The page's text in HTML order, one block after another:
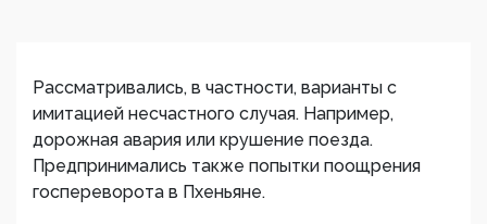
Рассматривались, в частности, варианты с
имитацией несчастного случая. Например,
дорожная авария или крушение поезда.
Предпринимались также попытки поощрения
госпереворота в Пхеньяне.